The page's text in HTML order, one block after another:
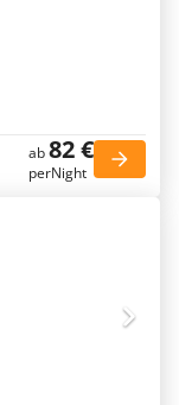
ab82 €
perNight